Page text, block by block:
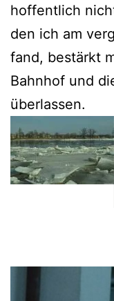
hoffentlich
den ich am
fand, bestärkt
Bahnhof und
überlassen.